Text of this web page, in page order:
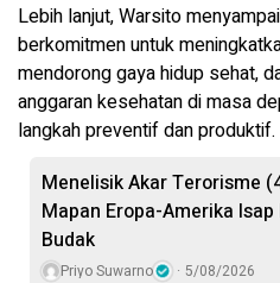
Lebih lanjut, Warsito
berkomitmen untuk
mendorong gaya hidup sehat,
anggaran kesehatan di masa
langkah preventif dan produktif.
Menelisik Akar Terorisme
Mapan Eropa-Amerika Isap
Budak
Priyo Suwarno 5/08/2026